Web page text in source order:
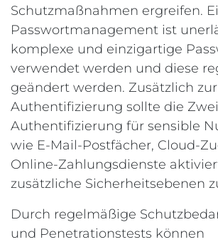
Schutzmaßnahmen ergreifen.
Passwortmanagement ist
komplexe und einzigartige
verwendet werden und diese
geändert werden. Zusätzlich
Authentifizierung sollte die
Authentifizierung für sensible
wie E-Mail-Postfächer, Cloud-
Online-Zahlungsdienste
zusätzliche Sicherheitsebenen
Durch regelmäßige
und Penetrationstests können